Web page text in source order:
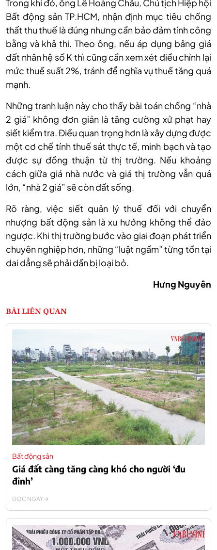
Trong khi đó, ông Lê Hoàng Châu, Chủ tịch Hiệp hội
Bất động sản TP.HCM, nhận định mục tiêu chống
thất thu thuế là đúng nhưng cần bảo đảm tính công
bằng và khả thi. Theo ông, nếu áp dụng bảng giá
đất nhân hệ số K thì cũng cần xem xét điều chỉnh lại
mức thuế suất 2%, tránh để nghĩa vụ thuế tăng quá
mạnh.
Những tranh luận này cho thấy bài toán chống “nhà
2 giá” không đơn giản là tăng cường xử phạt hay
siết kiểm tra. Điều quan trọng hơn là xây dựng được
một cơ chế tính thuế sát thực tế, minh bạch và tạo
được sự đồng thuận từ thị trường. Nếu khoảng
cách giữa giá nhà nước và giá thị trường vẫn quá
lớn, “nhà 2 giá” sẽ còn đất sống.
Rõ ràng, việc siết quản lý thuế đối với chuyển
nhượng bất động sản là xu hướng không thể đảo
ngược. Khi thị trường bước vào giai đoạn phát triển
chuyên nghiệp hơn, những “luật ngầm” từng tồn tại
dai dẳng sẽ phải dần bị loại bỏ.
Hưng Nguyên
BÀI LIÊN QUAN
Bất động sản
Giá đất càng tăng càng khó cho người ‘đu
đỉnh’
ĐỌC NGAY